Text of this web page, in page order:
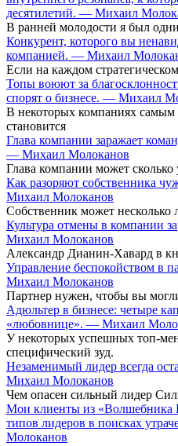
десятилетий. — Михаил
В ранней молодости я был
Конкурент, которого вы
компанией. — Михаил
Если на каждом
Топы воюют за
спорят о бизнесе. — Михаил
В некоторых компаниях
становится
Глава компании заражает
— Михаил Молоканов
Глава компании может сколько
Как разоряют собственника
Михаил Молоканов
Собственник может несколько
Культура отмены в компании
Михаил Молоканов
Александр Дианин-Хавард в
Управление беспокойством в
Михаил Молоканов
Партнер нужен, чтобы вы
Адюльтер в бизнесе: четыре
«любовнице». — Михаил
У некоторых успешных топ-
специфический зуд.
Незаменимый лидер всегда
Михаил Молоканов
Чем опасен сильный лидер
Мои клиенты из «Волшебника
типов лидеров в поисках
Молоканов